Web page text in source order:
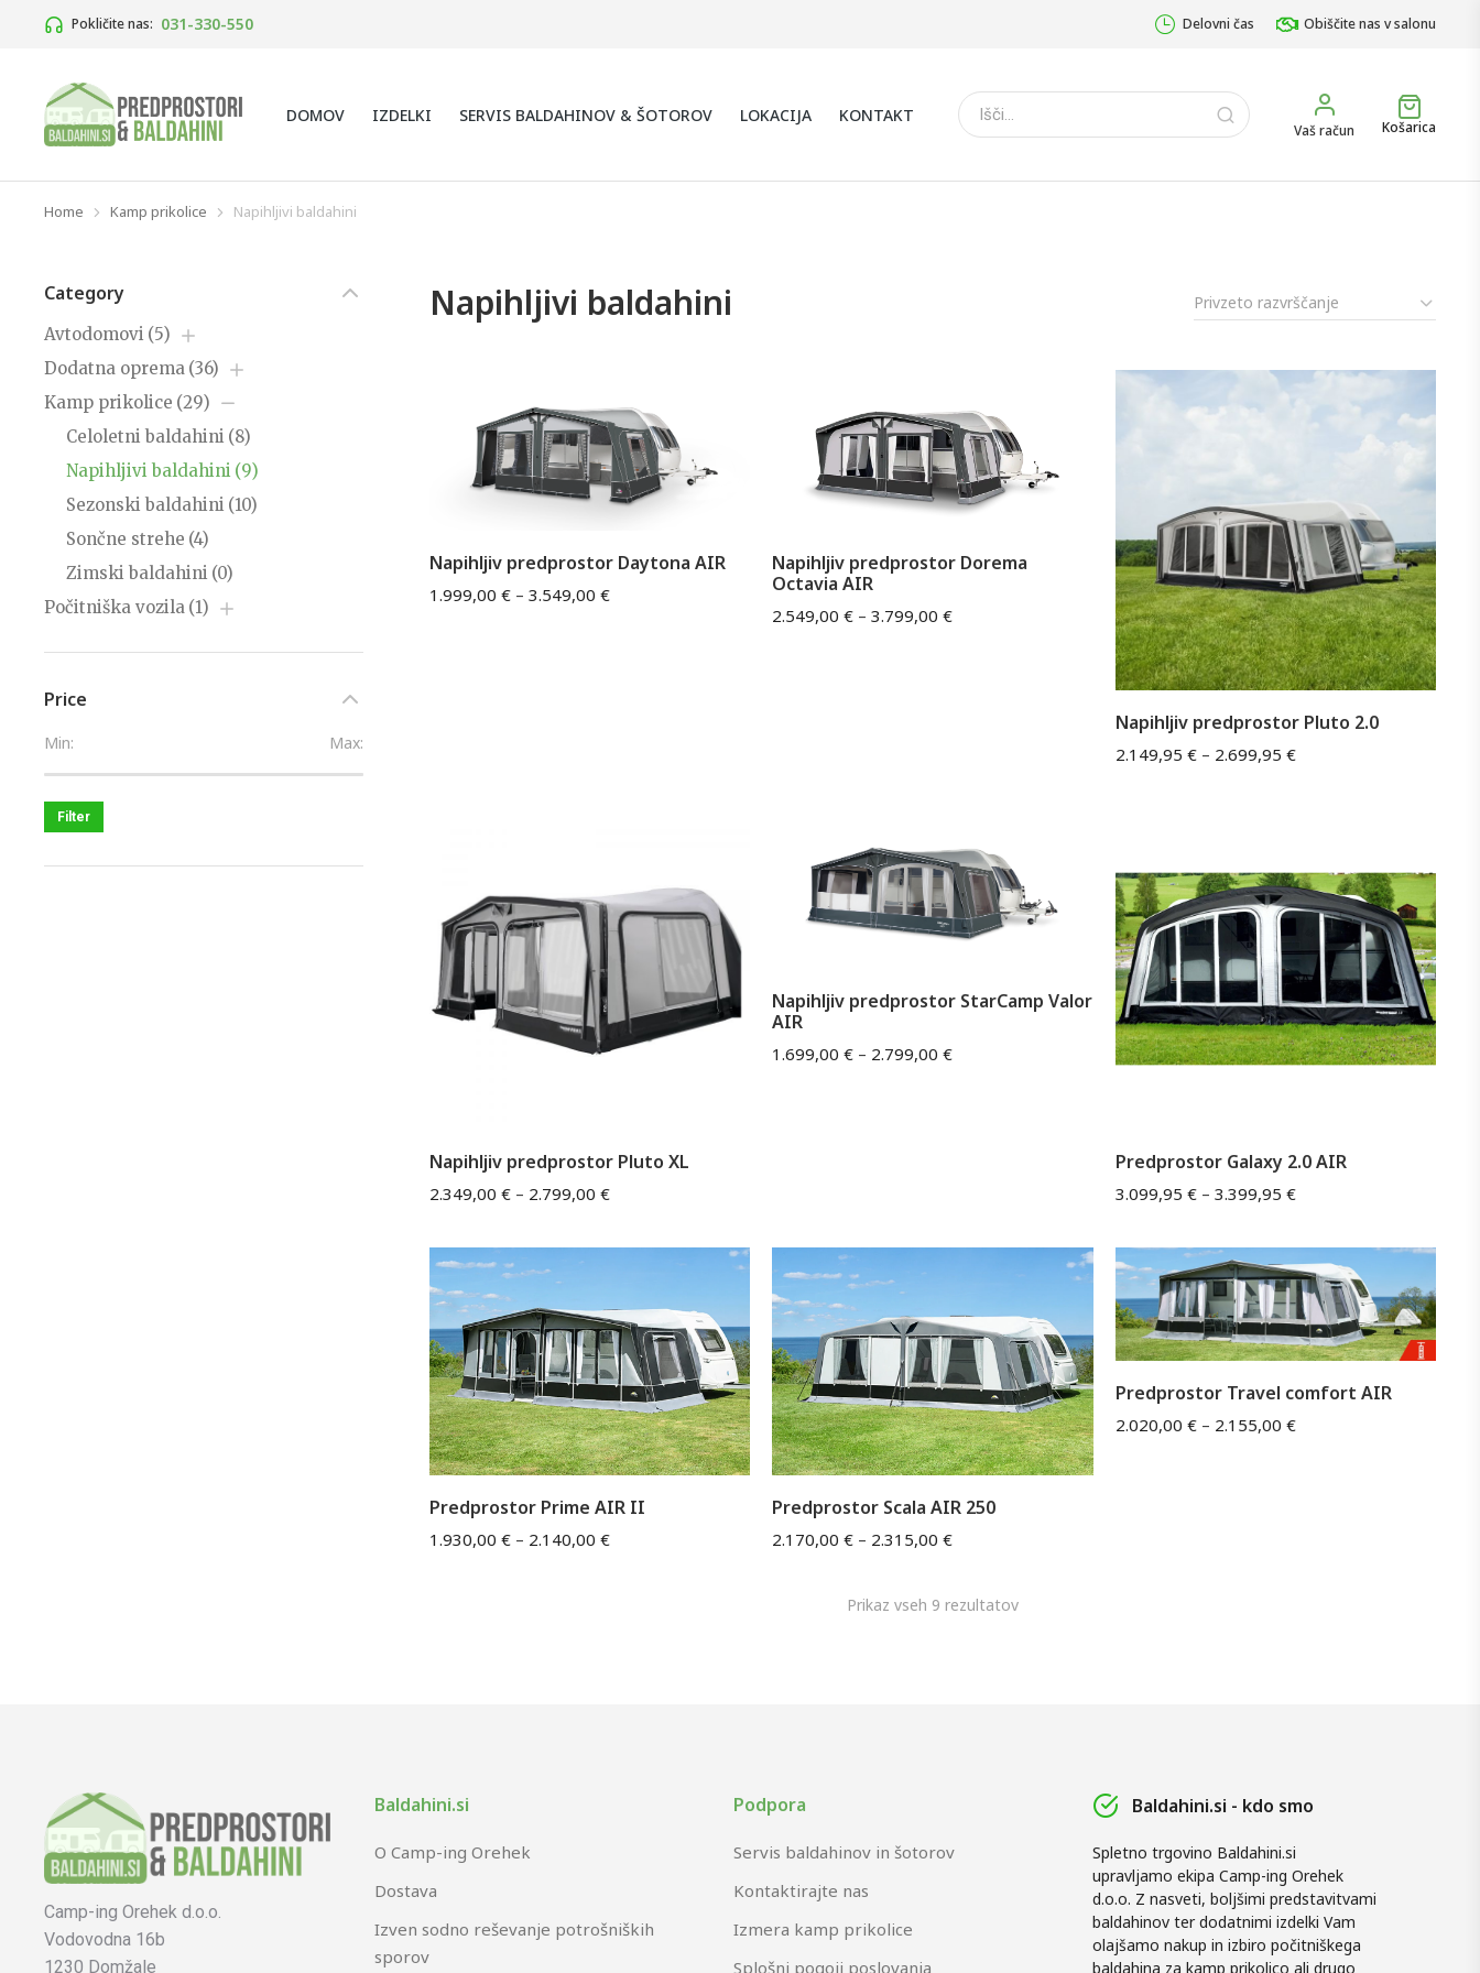
Pokličite nas: 031-330-550 Delovni čas Obiščite nas v salonu
DOMOV IZDELKI SERVIS BALDAHINOV & ŠOTOROV LOKACIJA KONTAKT
Vaš račun Košarica
You are here:
Home Kamp prikolice Napihljivi baldahini
Category
Avtodomovi (5)
Dodatna oprema (36)
Kamp prikolice (29)
Celoletni baldahini (8)
Napihljivi baldahini (9)
Sezonski baldahini (10)
Sončne strehe (4)
Zimski baldahini (0)
Počitniška vozila (1)
Price
Min: Max:
Filter
Napihljivi baldahini
Napihljiv predprostor Daytona AIR
1.999,00 € – 3.549,00 €
Napihljiv predprostor Dorema
Octavia AIR
2.549,00€ – 3.799,00€
Napihljiv predprostor Pluto 2.0
2.149,95 € – 2.699,95 €
Napihljiv predprostor Pluto XL
2.349,00 € – 2.799,00 €
Napihljiv predprostor StarCamp Valor
AIR
1.699,00€ – 2.799,00€
Predprostor Galaxy 2.0 AIR
3.099,95 € – 3.399,95 €
Predprostor Prime AIR II
1.930,00 € – 2.140,00 €
Predprostor Scala AIR 250
2.170,00€ – 2.315,00€
Predprostor Travel comfort AIR
2.020,00 € – 2.155,00 €
Prikaz vseh 9 rezultatov
Camp-ing Orehek d.o.o.
Vodovodna 16b
1230 Domžale
Baldahini.si
O Camp-ing Orehek
Dostava
Izven sodno reševanje potrošniških
sporov
Podpora
Servis baldahinov in šotorov
Kontaktirajte nas
Izmera kamp prikolice
Splošni pogoji poslovanja
Baldahini.si - kdo smo
Spletno trgovino Baldahini.si
upravljamo ekipa Camp-ing Orehek
d.o.o. Z nasveti, boljšimi predstavitvami
baldahinov ter dodatnimi izdelki Vam
olajšamo nakup in izbiro počitniškega
baldahina za kamp prikolico ali drugo